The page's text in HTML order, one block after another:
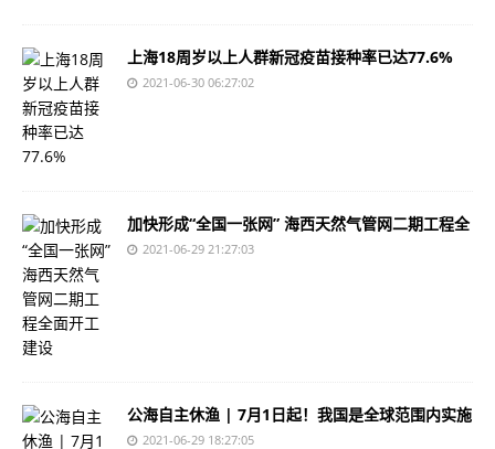
上海18周岁以上人群新冠疫苗接种率已达77.6%
2021-06-30 06:27:02
加快形成“全国一张网” 海西天然气管网二期工程全
2021-06-29 21:27:03
公海自主休渔 | 7月1日起！我国是全球范围内实施
2021-06-29 18:27:05